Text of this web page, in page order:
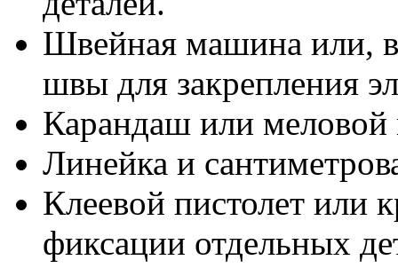
Швейная машина или, в
швы для закрепления
Карандаш или меловой
Линейка и
Клеевой пистолет или
фиксации отдельных